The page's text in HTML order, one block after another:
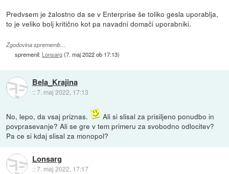
Predvsem je žalostno da se v Enterprise še toliko gesla uporablja,
to je veliko bolj kritično kot pa navadni domači uporabniki.
Zgodovina sprememb…
spremenil: Lonsarg(7. maj 2022 ob 17:13)
Bela_Krajina
::7. maj 2022, 17:13
No, lepo, da vsaj priznas.
Ali si slisal za prisiljeno ponudbo in
povprasevanje? Ali se gre v tem primeru za svobodno odlocitev?
Pa ce si kdaj slisal za monopol?
Lonsarg
::7. maj 2022, 17:17